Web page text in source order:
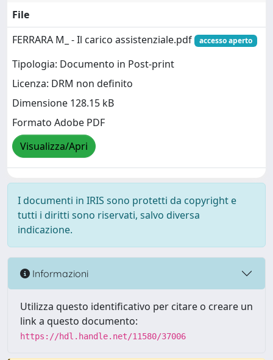
File
FERRARA M_ - Il carico assistenziale.pdf
accesso aperto
Tipologia: Documento in Post-print
Licenza: DRM non definito
Dimensione 128.15 kB
Formato Adobe PDF
Visualizza/Apri
I documenti in IRIS sono protetti da copyright e
tutti i diritti sono riservati, salvo diversa
indicazione.
Informazioni
Utilizza questo identificativo per citare o creare un
link a questo documento:
https://hdl.handle.net/11580/37006